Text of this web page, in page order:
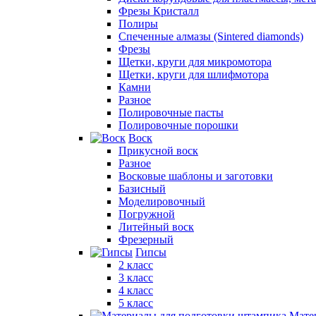
Фрезы Кристалл
Полиры
Спеченные алмазы (Sintered diamonds)
Фрезы
Щетки, круги для микромотора
Щетки, круги для шлифмотора
Камни
Разное
Полировочные пасты
Полировочные порошки
Воск
Прикусной воск
Разное
Восковые шаблоны и заготовки
Базисный
Моделировочный
Погружной
Литейный воск
Фрезерный
Гипсы
2 класс
3 класс
4 класс
5 класс